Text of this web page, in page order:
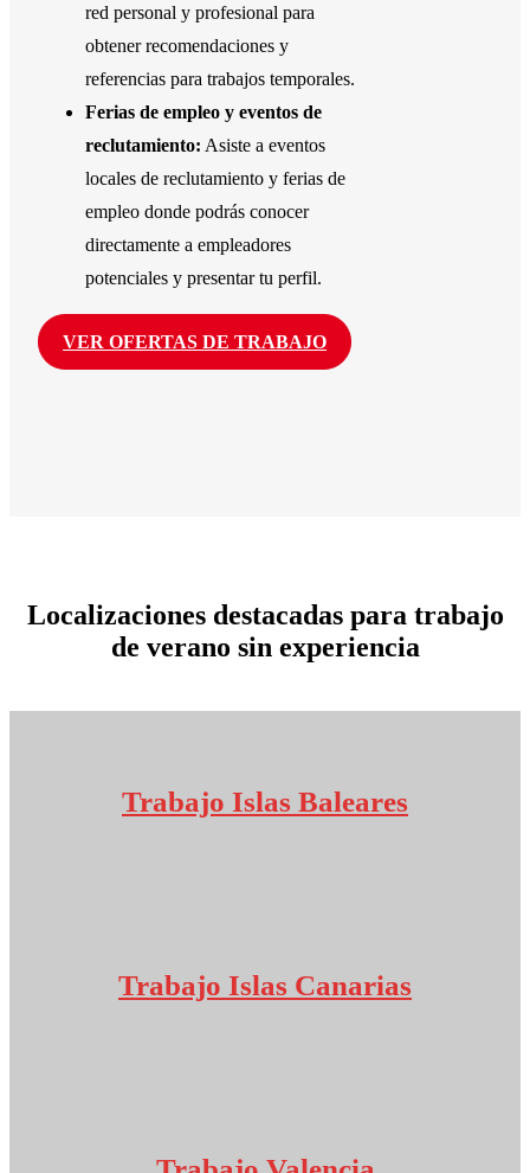
red personal y profesional para
obtener recomendaciones y
referencias para trabajos temporales.
Ferias de empleo y eventos de
reclutamiento: Asiste a eventos
locales de reclutamiento y ferias de
empleo donde podrás conocer
directamente a empleadores
potenciales y presentar tu perfil.
VER OFERTAS DE TRABAJO
Localizaciones destacadaspara trabajo
de verano sin experiencia
Trabajo Islas Baleares
Trabajo Islas Canarias